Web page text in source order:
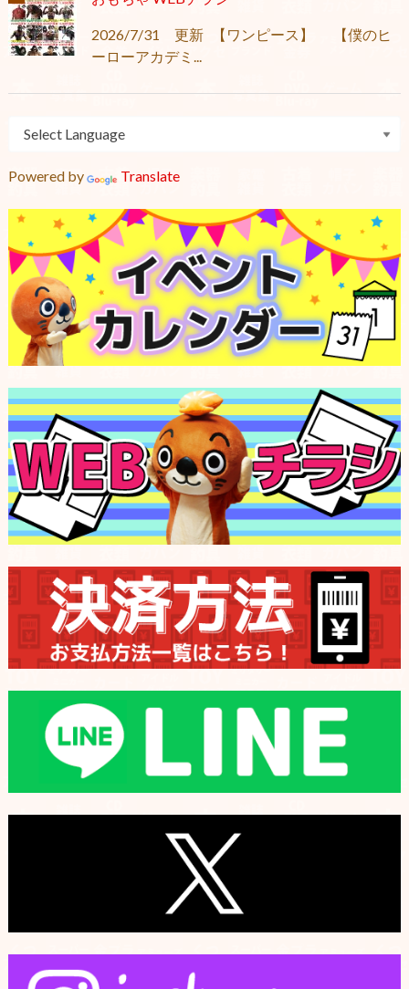
2026/7/31 更新 【ワンピース】 【僕のヒ
ーローアカデミ...
Powered by Translate